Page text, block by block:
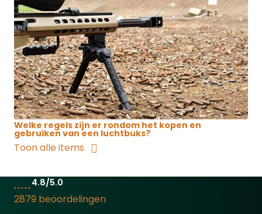
Welke regels zijn er rondom het kopen en
gebruiken van een luchtbuks?
Toon alle items
4.8/5.0
2879 beoordelingen